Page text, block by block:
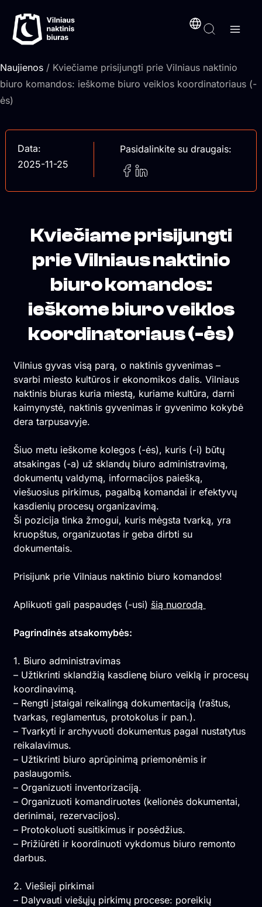
prie
turinio
Naujienos / Kviečiame prisijungti prie Vilniaus naktinio
biuro komandos: ieškome biuro veiklos koordinatoriaus (-
ės)
Data:
2025-11-25
Pasidalinkite su draugais:
Kviečiame prisijungti
prie Vilniaus naktinio
biuro komandos:
ieškome biuro veiklos
koordinatoriaus (-ės)
Vilnius gyvas visą parą, o naktinis gyvenimas –
svarbi miesto kultūros ir ekonomikos dalis. Vilniaus
naktinis biuras kuria miestą, kuriame kultūra, darni
kaimynystė, naktinis gyvenimas ir gyvenimo kokybė
dera tarpusavyje.
Šiuo metu ieškome kolegos (-ės), kuris (-i) būtų
atsakingas (-a) už sklandų biuro administravimą,
dokumentų valdymą, informacijos paiešką,
viešuosius pirkimus, pagalbą komandai ir efektyvų
kasdienių procesų organizavimą.
Ši pozicija tinka žmogui, kuris mėgsta tvarką, yra
kruopštus, organizuotas ir geba dirbti su
dokumentais.
Prisijunk prie Vilniaus naktinio biuro komandos!
Aplikuoti gali paspaudęs (-usi) šią nuorodą
Pagrindinės atsakomybės:
1. Biuro administravimas
– Užtikrinti sklandžią kasdienę biuro veiklą ir procesų
koordinavimą.
– Rengti įstaigai reikalingą dokumentaciją (raštus,
tvarkas, reglamentus, protokolus ir pan.).
– Tvarkyti ir archyvuoti dokumentus pagal nustatytus
reikalavimus.
– Užtikrinti biuro aprūpinimą priemonėmis ir
paslaugomis.
– Organizuoti inventorizaciją.
– Organizuoti komandiruotes (kelionės dokumentai,
derinimai, rezervacijos).
– Protokoluoti susitikimus ir posėdžius.
– Prižiūrėti ir koordinuoti vykdomus biuro remonto
darbus.
2. Viešieji pirkimai
– Dalyvauti viešųjų pirkimų procese: poreikių